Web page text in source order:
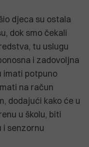
djeca su ostala
dok smo čekali
tu uslugu
i zadovoljna
imati potpuno
na račun
dodajući kako će u
u školu, biti
i senzornu